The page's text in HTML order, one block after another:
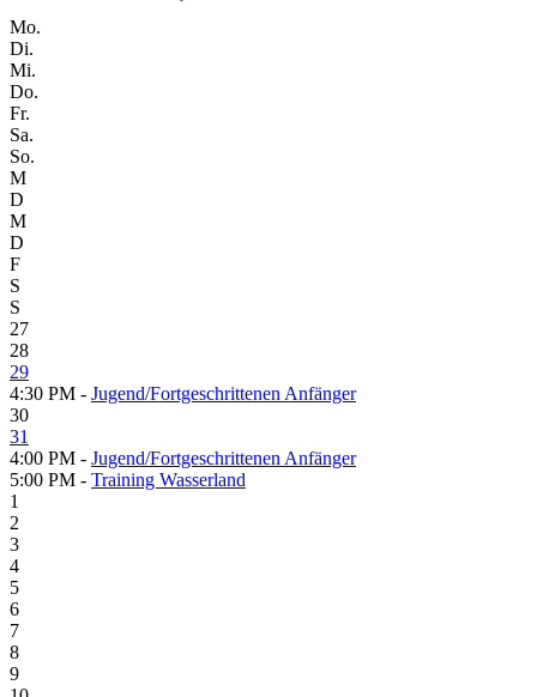
Mo.
Di.
Mi.
Do.
Fr.
Sa.
So.
M
D
M
D
F
S
S
27
28
29
4:30 PM - Jugend/Fortgeschrittenen Anfänger
30
31
4:00 PM - Jugend/Fortgeschrittenen Anfänger
5:00 PM - Training Wasserland
1
2
3
4
5
6
7
8
9